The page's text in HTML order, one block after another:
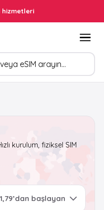
hizmetleri
kurulum, fiziksel SIM
başlayan